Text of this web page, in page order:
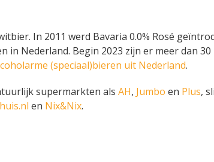
In 2011 werd Bavaria 0.0% Rosé
Nederland. Begin 2023 zijn er meer dan 30
(speciaal)bieren uit Nederland.
supermarkten als AH, Jumbo en Plus,
en Nix&Nix.